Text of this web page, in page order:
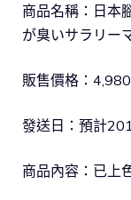
商品名稱：日本
が臭いサラリー
販售價格：4,980
發送日：預計
商品內容：已上